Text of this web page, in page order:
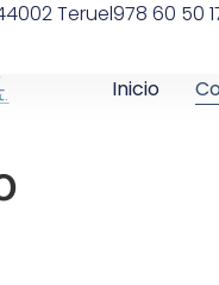
Teruel978 60 50
Inicio